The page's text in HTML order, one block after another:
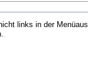
links in der
.